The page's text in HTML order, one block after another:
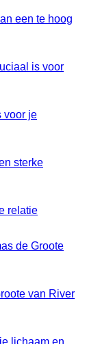
een te hoog
voor je
relatie
van River